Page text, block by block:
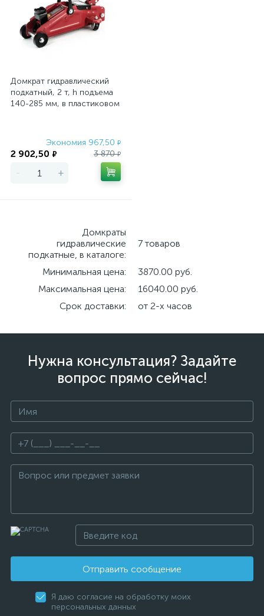
Домкрат гидравлический
подкатный, 2 т, h подъема
140-285 мм, в пластиковом
Экономия 967,50 ₽
2 902,50 ₽ 3 870₽
- +
Домкраты
гидравлические
подкатные, в каталоге:
7 товаров
Минимальная цена:
3870.00 руб.
Максимальная цена:
16040.00 руб.
Срок доставки:
от 2-х часов
Нужна консультация? Задайте
вопрос прямо сейчас!
Отправить сообщение
Я даю согласие на обработку моих
персональных данных